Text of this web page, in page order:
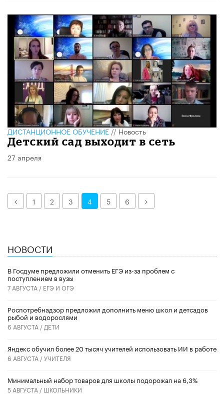
ДИСТАНЦИОННОЕ ОБУЧЕНИЕ//Новость
Детский сад выходит в сеть
27 апреля
Назад1 2 3 4 5 6 Далее
НОВОСТИ
В Госдуме предложили отменить ЕГЭ из-за проблем с
поступлением в вузы
7 АВГУСТА / ЕГЭ И ОГЭ
Роспотребнадзор предложил дополнить меню школ и детсадов
рыбой и водорослями
6 АВГУСТА / ДЕТИ
​Яндекс обучил более 20 тысяч учителей использовать ИИ в работе
6 АВГУСТА /УЧИТЕЛЯ
Минимальный набор товаров для школы подорожал на 6,3%
5 АВГУСТА / ШКОЛЬНИКИ